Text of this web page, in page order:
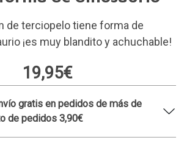
de terciopelo tiene forma de
¡es muy blandito y achuchable!
19,95€
gratis en pedidos de más de
de pedidos 3,90€